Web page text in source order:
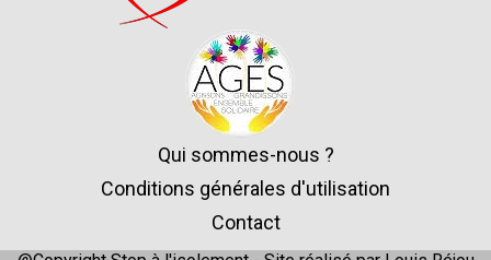
Qui sommes-nous ?
Conditions générales d'utilisation
Contact